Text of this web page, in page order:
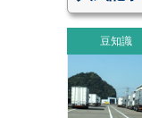
豆知識